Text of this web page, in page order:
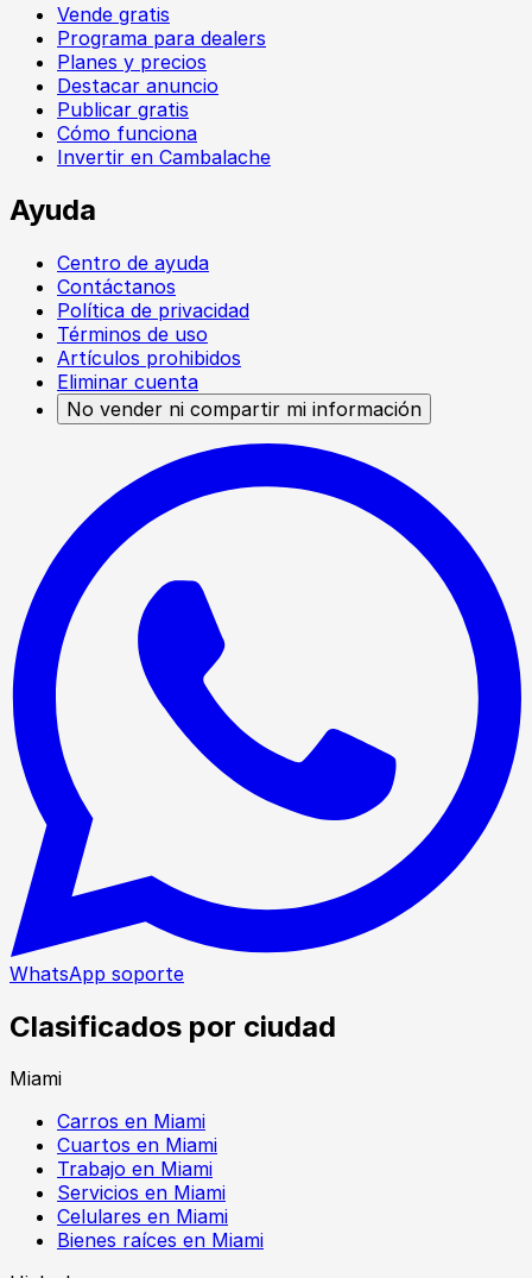
Vende gratis
Programa para dealers
Planes y precios
Destacar anuncio
Publicar gratis
Cómo funciona
Invertir en Cambalache
Ayuda
Centro de ayuda
Contáctanos
Política de privacidad
Términos de uso
Artículos prohibidos
Eliminar cuenta
No vender ni compartir mi información
WhatsApp soporte
Clasificados por ciudad
Miami
Carros en Miami
Cuartos en Miami
Trabajo en Miami
Servicios en Miami
Celulares en Miami
Bienes raíces en Miami